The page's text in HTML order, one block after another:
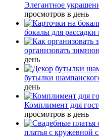
Элегантное
просмотров в день
бокалы для рассадки
организовать
день
бутылки
день
Комплимент для
просмотров в день
платья с кружевной